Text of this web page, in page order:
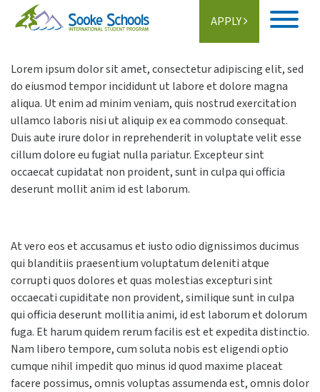
APPLY
About
Student Life
Programs
Information
Getting Here
Communities
Sooke
Lorem ipsum dolor sit amet, consectetur adipiscing elit, sed
do eiusmod tempor incididunt ut labore et dolore magna
aliqua. Ut enim ad minim veniam, quis nostrud exercitation
ullamco laboris nisi ut aliquip ex ea commodo consequat.
Duis aute irure dolor in reprehenderit in voluptate velit esse
cillum dolore eu fugiat nulla pariatur. Excepteur sint
occaecat cupidatat non proident, sunt in culpa qui officia
deserunt mollit anim id est laborum.
At vero eos et accusamus et iusto odio dignissimos ducimus
qui blanditiis praesentium voluptatum deleniti atque
corrupti quos dolores et quas molestias excepturi sint
occaecati cupiditate non provident, similique sunt in culpa
qui officia deserunt mollitia animi, id est laborum et dolorum
fuga. Et harum quidem rerum facilis est et expedita distinctio.
Nam libero tempore, cum soluta nobis est eligendi optio
cumque nihil impedit quo minus id quod maxime placeat
facere possimus, omnis voluptas assumenda est, omnis dolor